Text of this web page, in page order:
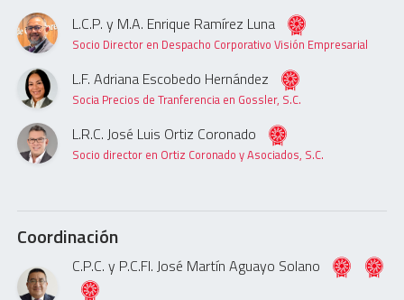
L.C.P. y M.A. Enrique Ramírez Luna
Socio Director en Despacho Corporativo Visión Empresarial
L.F. Adriana Escobedo Hernández
Socia Precios de Tranferencia en Gossler, S.C.
L.R.C. José Luis Ortiz Coronado
Socio director en Ortiz Coronado y Asociados, S.C.
Coordinación
C.P.C. y P.C.FI. José Martín Aguayo Solano